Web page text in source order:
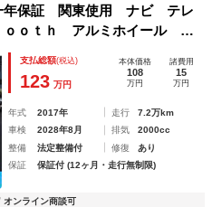
年保証 関東使用 ナビ テレ
ｏｏｔｈ アルミホイール
支払総額(税込)
123 万円
本体価格
108
万円
諸費用
15
万円
年式 2017年 走行
7.2万km
車検
2028年8月 排気
2000cc
整備
法定整備付 修復
あり
保証
保証付 (12ヶ月・走行無制限)
オンライン商談可